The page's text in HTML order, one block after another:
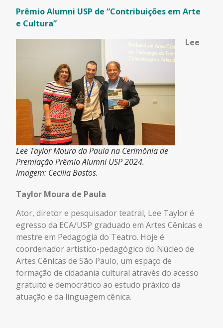
Prêmio Alumni USP de “Contribuições em Arte
e Cultura”
Lee Taylor Moura da Paula na Cerimônia de
Premiação Prêmio Alumni USP 2024.
Imagem: Cecília Bastos.
Lee
Taylor Moura de Paula
Ator, diretor e pesquisador teatral, Lee Taylor é
egresso da ECA/USP graduado em Artes Cênicas e
mestre em Pedagogia do Teatro. Hoje é
coordenador artístico-pedagógico do Núcleo de
Artes Cênicas de São Paulo, um espaço de
formação de cidadania cultural através do acesso
gratuito e democrático ao estudo práxico da
atuação e da linguagem cênica.